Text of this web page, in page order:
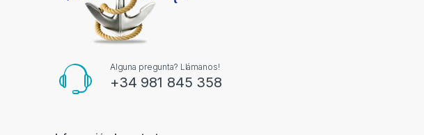
Alguna pregunta? Llámanos!
+34 981 845 358